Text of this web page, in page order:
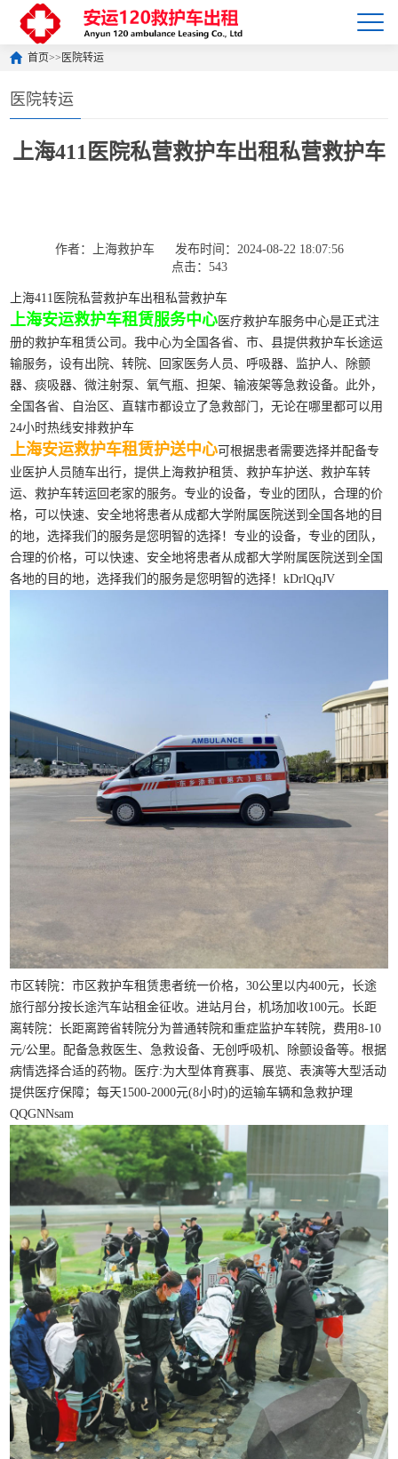
首页>> 医院转运
医院转运
上海411医院私营救护车出租私营救护车
作者：上海救护车
发布时间：2024-08-22 18:07:56
点击：543
上海411医院私营救护车出租私营救护车
上海安运救护车租赁服务中心 医疗救护车服务中心是正式注
册的救护车租赁公司。我中心为全国各省、市、县提供救护车长途运
输服务，设有出院、转院、回家医务人员、呼吸器、监护人、除颤
器、痰吸器、微注射泵、氧气瓶、担架、输液架等急救设备。此外，
全国各省、自治区、直辖市都设立了急救部门，无论在哪里都可以用
24小时热线安排救护车
上海安运救护车租赁护送中心可根据患者需要选择并配备专
业医护人员随车出行，提供上海救护租赁、救护车护送、救护车转
运、救护车转运回老家的服务。专业的设备，专业的团队，合理的价
格，可以快速、安全地将患者从成都大学附属医院送到全国各地的目
的地，选择我们的服务是您明智的选择！专业的设备，专业的团队，
合理的价格，可以快速、安全地将患者从成都大学附属医院送到全国
各地的目的地，选择我们的服务是您明智的选择！kDrlQqJV
市区转院：市区救护车租赁患者统一价格，30公里以内400元，长途
旅行部分按长途汽车站租金征收。进站月台，机场加收100元。长距
离转院：长距离跨省转院分为普通转院和重症监护车转院，费用8-10
元/公里。配备急救医生、急救设备、无创呼吸机、除颤设备等。根据
病情选择合适的药物。医疗:为大型体育赛事、展览、表演等大型活动
提供医疗保障；每天1500-2000元(8小时)的运输车辆和急救护理
QQGNNsam